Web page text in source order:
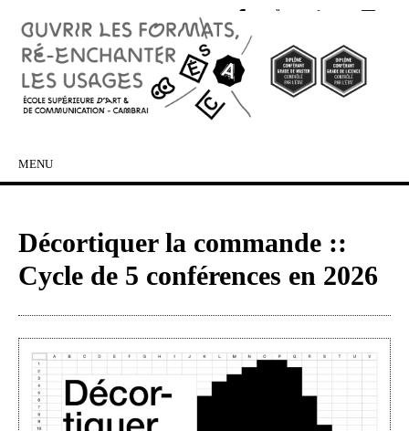
MENU
Décortiquer la commande ::
Cycle de 5 conférences en 2026